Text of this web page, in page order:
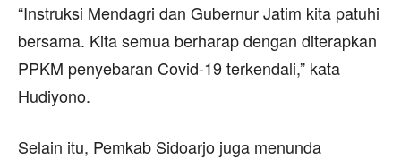
“Instruksi Mendagri dan Gubernur Jatim kita patuhi
bersama. Kita semua berharap dengan diterapkan
PPKM penyebaran Covid-19 terkendali,” kata
Hudiyono.
Selain itu, Pemkab Sidoarjo juga menunda